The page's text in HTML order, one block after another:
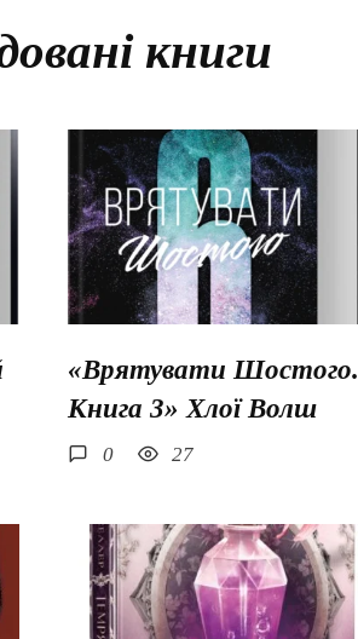
книги
«Врятувати Шостого.
Книга 3» Хлої Волш
0 27